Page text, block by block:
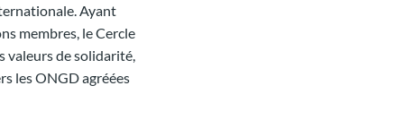
Ayant
membres, le Cercle
valeurs de solidarité,
les ONGD agréées